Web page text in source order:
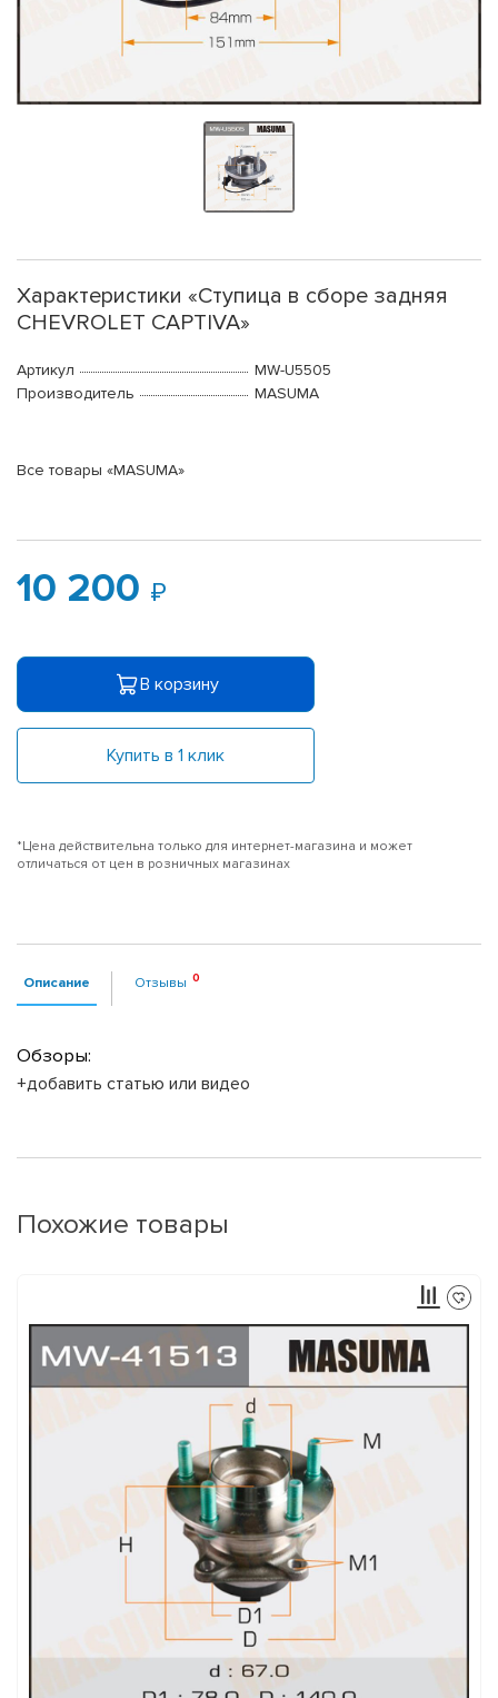
Характеристики «Ступица в сборе задняя
CHEVROLET CAPTIVA»
Артикул
MW-U5505
Производитель
MASUMA
Все товары «MASUMA»
10 200
В корзину
Купить в 1 клик
*Цена действительна только для интернет-магазина и может
отличаться от цен в розничных магазинах
Описание Отзывы
Обзоры:
+добавить статью или видео
Похожие товары